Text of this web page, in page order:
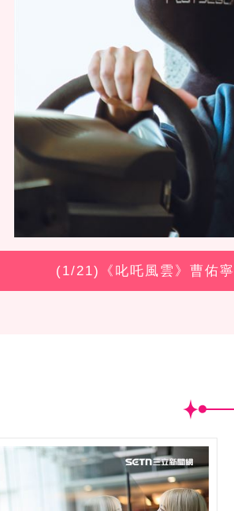
(1/21)《叱吒風雲》曹佑